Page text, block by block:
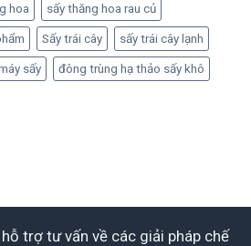
hoa sấy thăng hoa rau củ
Sấy trái cây sấy trái cây lạnh
sấy đông trùng hạ thảo sấy khô
trợ tư vấn về các giải pháp chế